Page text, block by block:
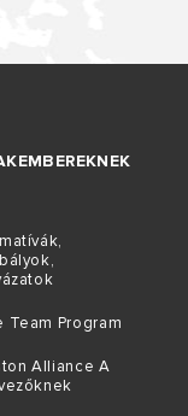
Team Program
Alliance A